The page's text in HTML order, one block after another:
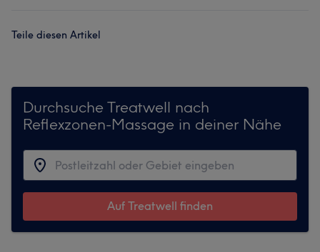
Teile diesen Artikel
Durchsuche Treatwell nach
Reflexzonen-Massage in deiner Nähe
Auf Treatwell finden